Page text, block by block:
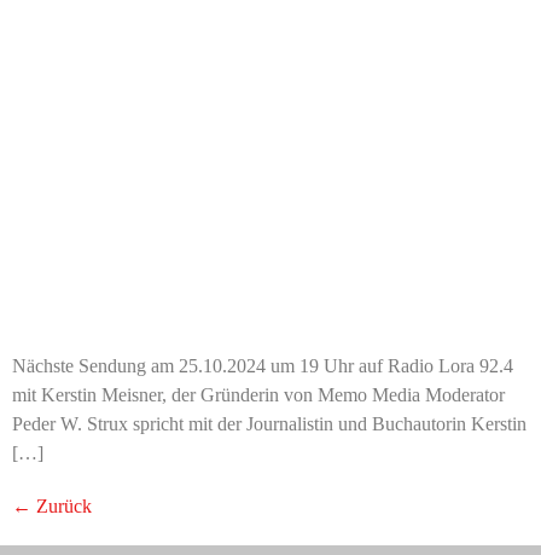
Nächste Sendung am 25.10.2024 um 19 Uhr auf Radio Lora 92.4
mit Kerstin Meisner, der Gründerin von Memo Media Moderator
Peder W. Strux spricht mit der Journalistin und Buchautorin Kerstin
[…]
← Zurück